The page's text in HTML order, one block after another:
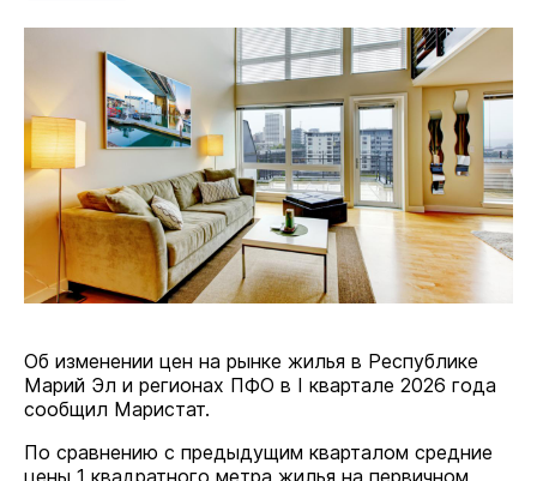
Об изменении цен на рынке жилья в Республике
Марий Эл и регионах ПФО в I квартале 2026 года
сообщил Маристат.
По сравнению с предыдущим кварталом средние
цены 1 квадратного метра жилья на первичном